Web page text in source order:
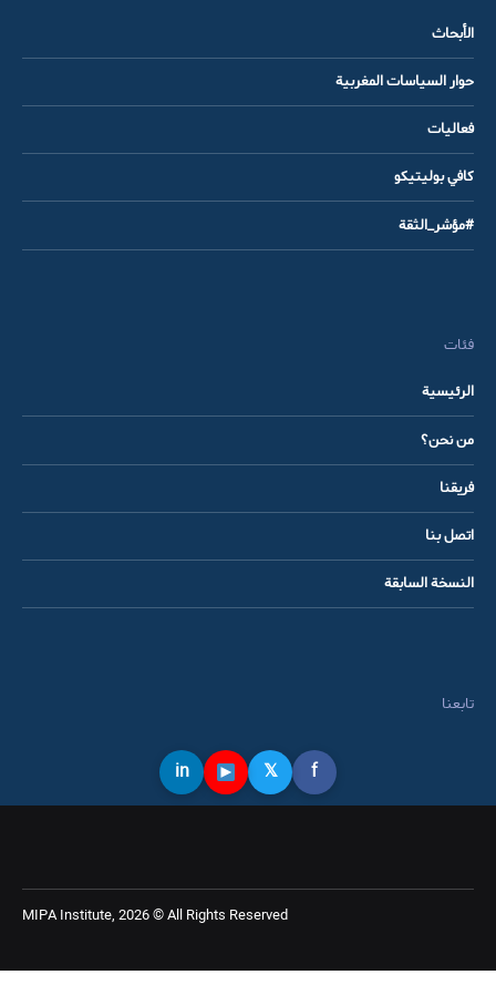
الأبحاث
حوار السياسات المغربية
فعاليات
كافي بوليتيكو
#مؤشر_الثقة
فئات
الرئيسية
من نحن؟
فريقنا
اتصل بنا
النسخة السابقة
تابعنا
f
𝕏
in
MIPA Institute, 2026 © All Rights Reserved